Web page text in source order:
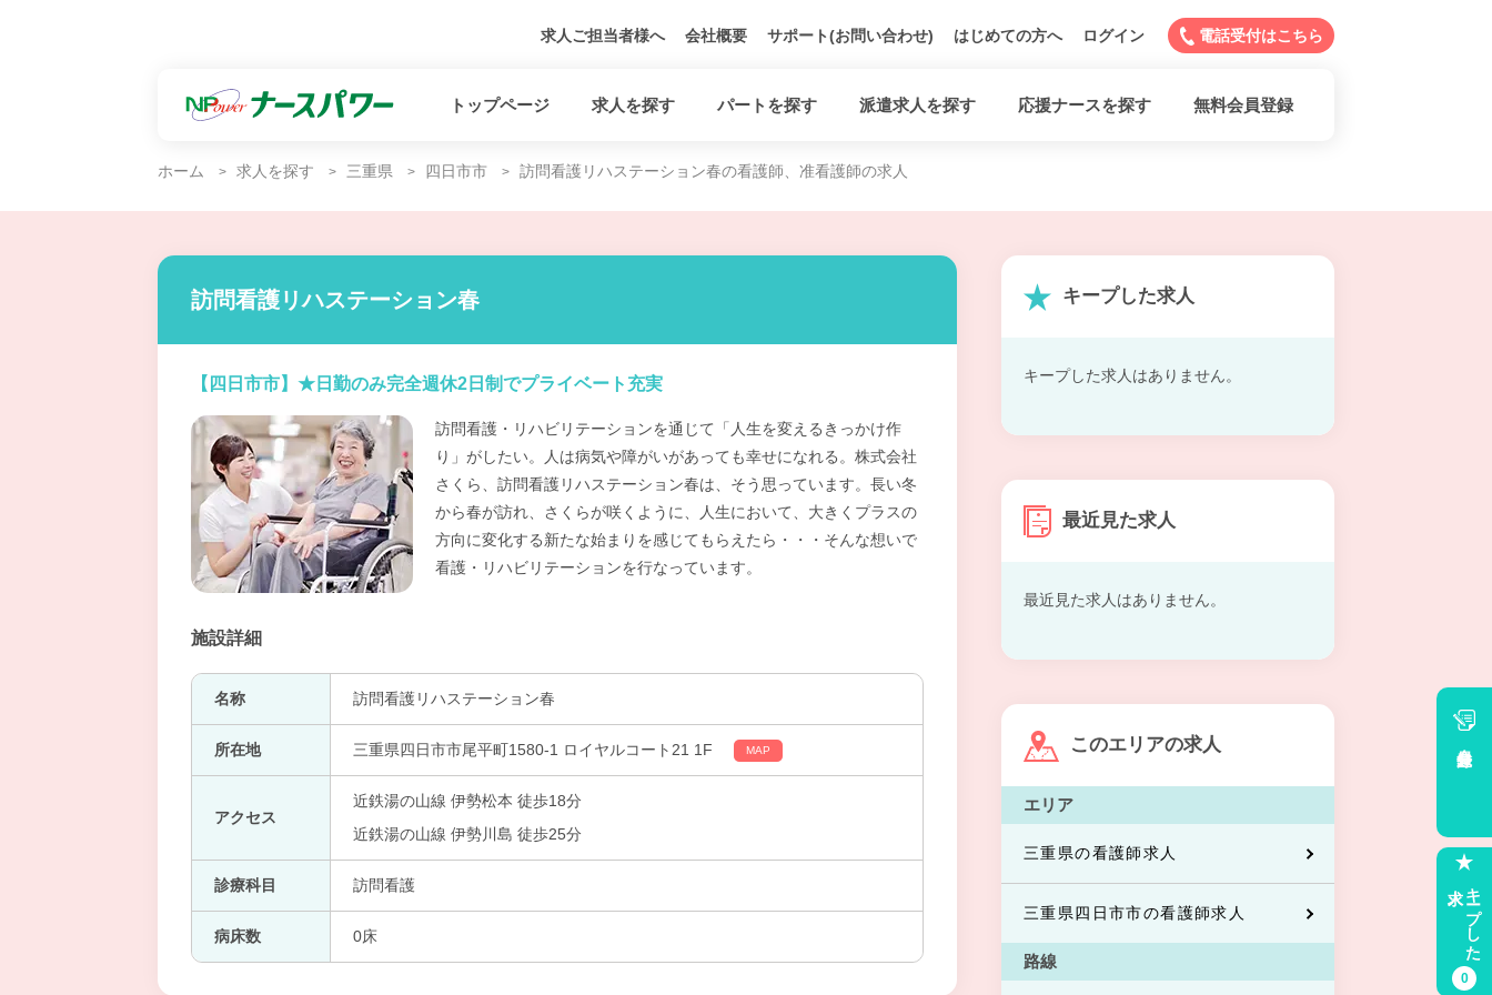
求人ご担当者様へ 会社概要 サポート(お問い合わせ) はじめての方へ ログイン 電話受付はこちら
トップページ 求人を探す パートを探す 派遣求人を探す 応援ナースを探す 無料会員登録
ホーム 求人を探す 三重県 四日市市 訪問看護リハステーション春の看護師、准看護師の求人
訪問看護リハステーション春
【四日市市】★日勤のみ完全週休2日制でプライベート充実
訪問看護・リハビリテーションを通じて「人生を変えるきっかけ作
り」がしたい。人は病気や障がいがあっても幸せになれる。株式会社
さくら、訪問看護リハステーション春は、そう思っています。長い冬
から春が訪れ、さくらが咲くように、人生において、大きくプラスの
方向に変化する新たな始まりを感じてもらえたら・・・そんな想いで
看護・リハビリテーションを行なっています。
施設詳細
名称 訪問看護リハステーション春
所在地 三重県四日市市尾平町1580-1 ロイヤルコート21 1F MAP
アクセス
近鉄湯の山線 伊勢松本 徒歩18分
近鉄湯の山線 伊勢川島 徒歩25分
診療科目 訪問看護
病床数 0床
キープした求人
キープした求人はありません。
最近見た求人
最近見た求人はありません。
このエリアの求人
エリア
三重県の看護師求人
三重県四日市市の看護師求人
路線
キープした
0